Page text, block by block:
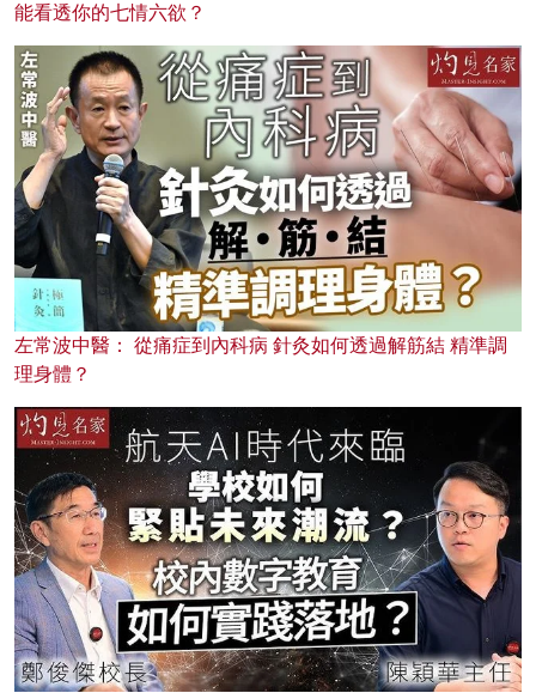
能看透你的七情六欲？
左常波中醫： 從痛症到內科病 針灸如何透過解筋結 精準調
理身體？